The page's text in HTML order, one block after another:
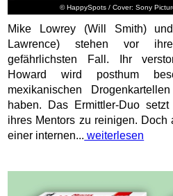
© HappySpots / Cover: Sony
Mike Lowrey (Will Smith)
Lawrence) stehen vor
gefährlichsten Fall. Ihr
Howard wird posthum
mexikanischen
haben. Das Ermittler-Duo
ihres Mentors zu reinigen. Doch
einer internen... weiterlesen